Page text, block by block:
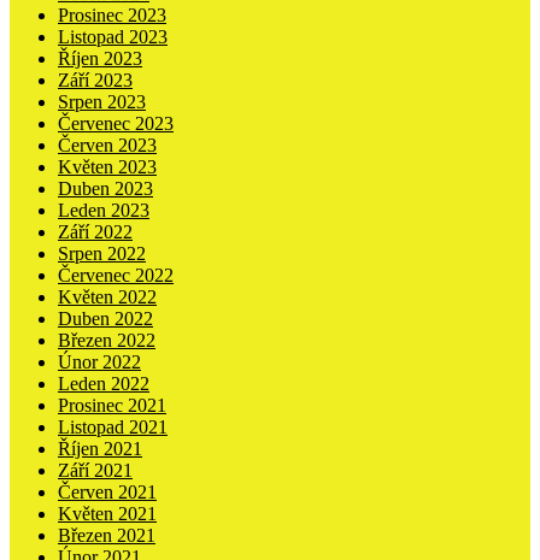
Prosinec 2023
Listopad 2023
Říjen 2023
Září 2023
Srpen 2023
Červenec 2023
Červen 2023
Květen 2023
Duben 2023
Leden 2023
Září 2022
Srpen 2022
Červenec 2022
Květen 2022
Duben 2022
Březen 2022
Únor 2022
Leden 2022
Prosinec 2021
Listopad 2021
Říjen 2021
Září 2021
Červen 2021
Květen 2021
Březen 2021